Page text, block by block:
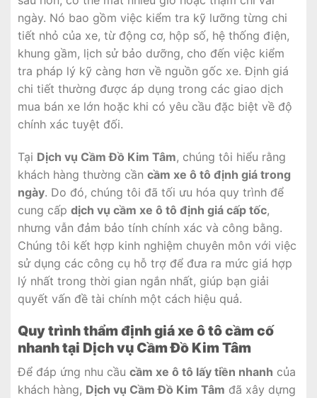
ngày. Nó bao gồm việc kiểm tra kỹ lưỡng từng chi
tiết nhỏ của xe, từ động cơ, hộp số, hệ thống điện,
khung gầm, lịch sử bảo dưỡng, cho đến việc kiểm
tra pháp lý kỹ càng hơn về nguồn gốc xe. Định giá
chi tiết thường được áp dụng trong các giao dịch
mua bán xe lớn hoặc khi có yêu cầu đặc biệt về độ
chính xác tuyệt đối.
Tại Dịch vụ Cầm Đồ Kim Tâm, chúng tôi hiểu rằng
khách hàng thường cần cầm xe ô tô định giá trong
ngày. Do đó, chúng tôi đã tối ưu hóa quy trình để
cung cấp dịch vụ cầm xe ô tô định giá cấp tốc,
nhưng vẫn đảm bảo tính chính xác và công bằng.
Chúng tôi kết hợp kinh nghiệm chuyên môn với việc
sử dụng các công cụ hỗ trợ để đưa ra mức giá hợp
lý nhất trong thời gian ngắn nhất, giúp bạn giải
quyết vấn đề tài chính một cách hiệu quả.
Quy trình thẩm định giá xe ô tô cầm cố
nhanh tại Dịch vụ Cầm Đồ Kim Tâm
Để đáp ứng nhu cầu cầm xe ô tô lấy tiền nhanh của
khách hàng, Dịch vụ Cầm Đồ Kim Tâm đã xây dựng